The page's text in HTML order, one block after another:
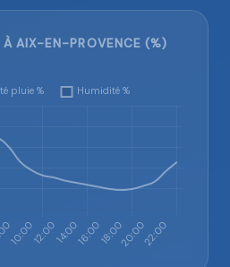
À AIX-EN-PROVENCE (%)